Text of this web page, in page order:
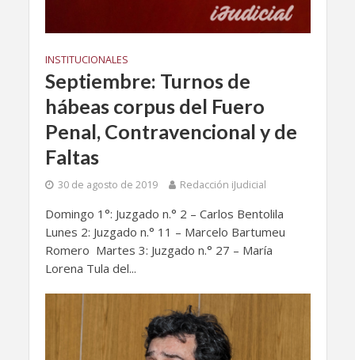
INSTITUCIONALES
Septiembre: Turnos de
hábeas corpus del Fuero
Penal, Contravencional y de
Faltas
30 de agosto de 2019 Redacción iJudicial
Domingo 1°: Juzgado n.° 2 – Carlos Bentolila
Lunes 2: Juzgado n.° 11 – Marcelo Bartumeu
Romero Martes 3: Juzgado n.° 27 – María
Lorena Tula del...